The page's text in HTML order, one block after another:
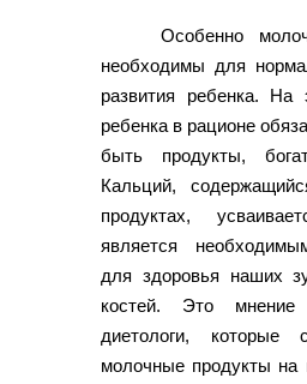
Особенно
необходимы для
развития ребенка. На
ребенка в рационе
быть продукты,
Кальций,
продуктах,
является
для здоровья наших
костей. Это
диетологи, которые
молочные продукты на